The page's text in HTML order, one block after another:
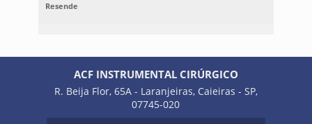
Resende
ACF INSTRUMENTAL CIRÚRGICO
R. Beija Flor, 65A - Laranjeiras, Caieiras - SP,
07745-020